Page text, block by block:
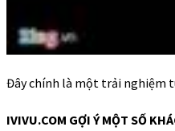
Đây chính là một trải nghiệm
IVIVU.COM GỢI Ý MỘT SỐ